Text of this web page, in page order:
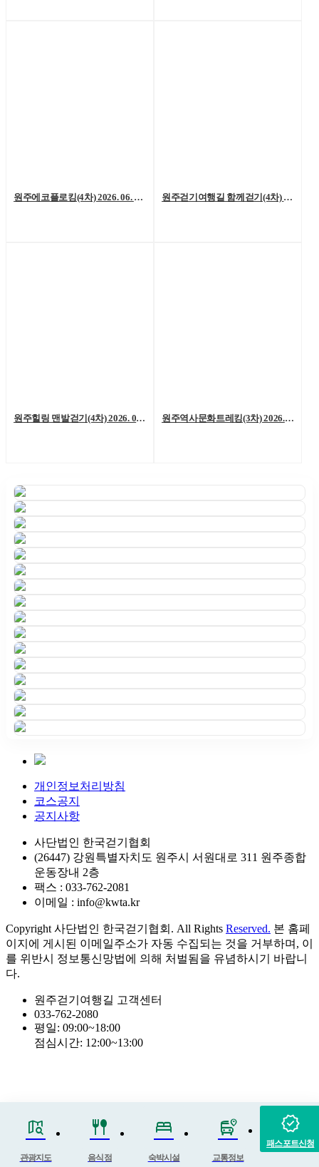
원주에코플로킹(4차) 2026. 06. 20. (토) 원주걷기여행길 함께걷기(4차) 2026. 6. 13.(토)
원주힐링 맨발걷기(4차) 2026. 06. 06. (토) 원주역사문화트레킹(3차) 2026. 05. 23.(토)
개인정보처리방침
코스공지
공지사항
사단법인 한국걷기협회
(26447) 강원특별자치도 원주시 서원대로 311 원주종합
운동장내 2층
팩스 : 033-762-2081
이메일 : info@kwta.kr
Copyright 사단법인 한국걷기협회. All Rights Reserved. 본 홈페
이지에 게시된 이메일주소가 자동 수집되는 것을 거부하며, 이
를 위반시 정보통신망법에 의해 처벌됨을 유념하시기 바랍니
다.
원주걷기여행길 고객센터
033-762-2080
평일: 09:00~18:00
점심시간: 12:00~13:00
map_search
관광지도
fork_spoon
음식점
bed
숙박시설
bus_map_pin
교통정보
verified
패스포트신청